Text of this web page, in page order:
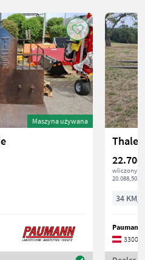
Maszyna używana
Thaler
22.700
wliczony
20.088,50 €
34 KM/
3300